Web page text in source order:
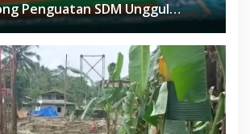
Penguatan SDM Unggul
Emas 2045